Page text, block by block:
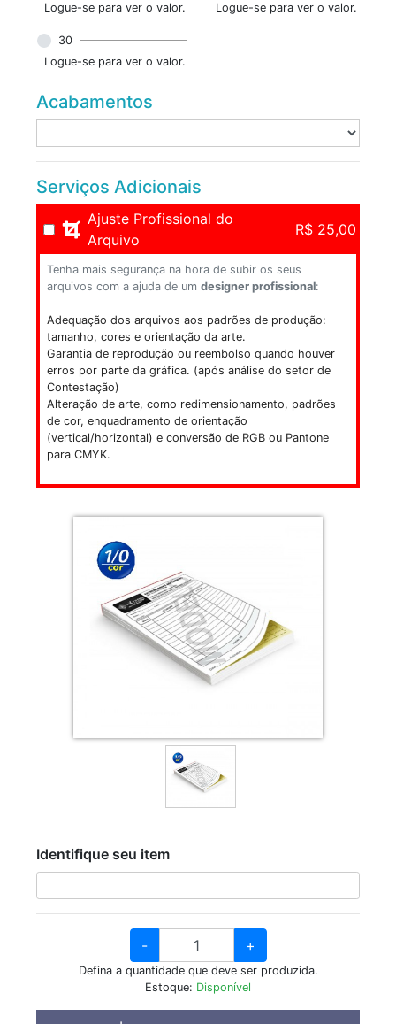
Logue-se para ver o valor.
Logue-se para ver o valor.
30
Logue-se para ver o valor.
Acabamentos
Serviços Adicionais
Ajuste Profissional do
Arquivo
R$ 25,00
Tenha mais segurança na hora de subir os seus
arquivos com a ajuda de umdesigner profissional:
Adequação dos arquivos aos padrões de produção:
tamanho, cores e orientação da arte.
Garantia de reprodução ou reembolso quando houver
erros por parte da gráfica. (após análise do setor de
Contestação)
Alteração de arte, como redimensionamento, padrões
de cor, enquadramento de orientação
(vertical/horizontal) e conversão de RGB ou Pantone
para CMYK.
Identifique seu item
- +
Defina a quantidade que deve ser produzida.
Estoque: Disponível